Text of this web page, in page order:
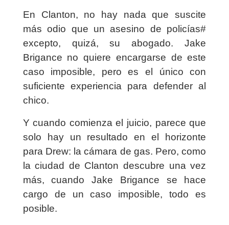
En Clanton, no hay nada que suscite
más odio que un asesino de policías#
excepto, quizá, su abogado. Jake
Brigance no quiere encargarse de este
caso imposible, pero es el único con
suficiente experiencia para defender al
chico.
Y cuando comienza el juicio, parece que
solo hay un resultado en el horizonte
para Drew: la cámara de gas. Pero, como
la ciudad de Clanton descubre una vez
más, cuando Jake Brigance se hace
cargo de un caso imposible, todo es
posible.